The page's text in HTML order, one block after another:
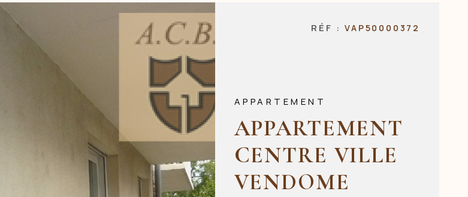
RÉF :VAP50000372
APPARTEMENT
APPARTEMENT
CENTRE VILLE
VENDOME